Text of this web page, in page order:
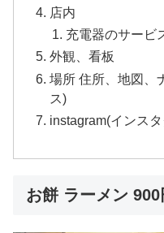
店内
充電器のサービ
外観、看板
場所 住所、地図、
ス)
instagram(インス
お餅 ラーメン 900